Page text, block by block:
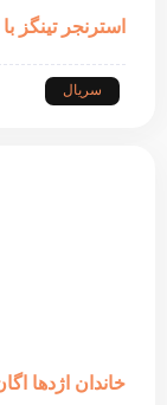
استرنجر
سریال
خاندان اژدها